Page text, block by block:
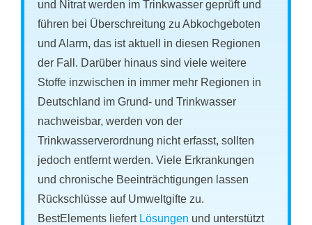
und Nitrat werden im Trinkwasser geprüft und
führen bei Überschreitung zu Abkochgeboten
und Alarm, das ist aktuell in diesen Regionen
der Fall. Darüber hinaus sind viele weitere
Stoffe inzwischen in immer mehr Regionen in
Deutschland im Grund- und Trinkwasser
nachweisbar, werden von der
Trinkwasserverordnung nicht erfasst, sollten
jedoch entfernt werden. Viele Erkrankungen
und chronische Beeinträchtigungen lassen
Rückschlüsse auf Umweltgifte zu.
BestElements liefert Lösungen und unterstützt